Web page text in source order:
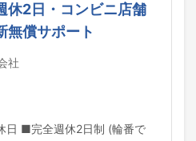
休2日・コンビニ店舗
無償サポート
社
■完全週休2日制 (輪番で